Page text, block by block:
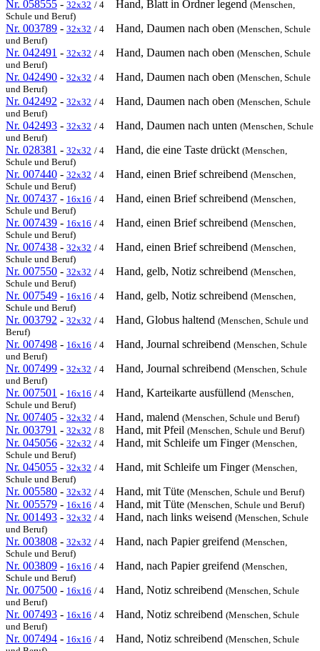
Nr. 058555 - 32x32 / 4 Hand, Blatt in Ordner legend (Menschen,
Schule und Beruf)
Nr. 003789 - 32x32 / 4 Hand, Daumen nach oben (Menschen, Schule
und Beruf)
Nr. 042491 - 32x32 / 4 Hand, Daumen nach oben (Menschen, Schule
und Beruf)
Nr. 042490 - 32x32 / 4 Hand, Daumen nach oben (Menschen, Schule
und Beruf)
Nr. 042492 - 32x32 / 4 Hand, Daumen nach oben (Menschen, Schule
und Beruf)
Nr. 042493 - 32x32 / 4 Hand, Daumen nach unten (Menschen, Schule
und Beruf)
Nr. 028381 - 32x32 / 4 Hand, die eine Taste drückt (Menschen,
Schule und Beruf)
Nr. 007440 - 32x32 / 4 Hand, einen Brief schreibend (Menschen,
Schule und Beruf)
Nr. 007437 - 16x16 / 4 Hand, einen Brief schreibend (Menschen,
Schule und Beruf)
Nr. 007439 - 16x16 / 4 Hand, einen Brief schreibend (Menschen,
Schule und Beruf)
Nr. 007438 - 32x32 / 4 Hand, einen Brief schreibend (Menschen,
Schule und Beruf)
Nr. 007550 - 32x32 / 4 Hand, gelb, Notiz schreibend (Menschen,
Schule und Beruf)
Nr. 007549 - 16x16 / 4 Hand, gelb, Notiz schreibend (Menschen,
Schule und Beruf)
Nr. 003792 - 32x32 / 4 Hand, Globus haltend (Menschen, Schule und
Beruf)
Nr. 007498 - 16x16 / 4 Hand, Journal schreibend (Menschen, Schule
und Beruf)
Nr. 007499 - 32x32 / 4 Hand, Journal schreibend (Menschen, Schule
und Beruf)
Nr. 007501 - 16x16 / 4 Hand, Karteikarte ausfüllend (Menschen,
Schule und Beruf)
Nr. 007405 - 32x32 / 4 Hand, malend (Menschen, Schule und Beruf)
Nr. 003791 - 32x32 / 8 Hand, mit Pfeil (Menschen, Schule und Beruf)
Nr. 045056 - 32x32 / 4 Hand, mit Schleife um Finger (Menschen,
Schule und Beruf)
Nr. 045055 - 32x32 / 4 Hand, mit Schleife um Finger (Menschen,
Schule und Beruf)
Nr. 005580 - 32x32 / 4 Hand, mit Tüte (Menschen, Schule und Beruf)
Nr. 005579 - 16x16 / 4 Hand, mit Tüte (Menschen, Schule und Beruf)
Nr. 001493 - 32x32 / 4 Hand, nach links weisend (Menschen, Schule
und Beruf)
Nr. 003808 - 32x32 / 4 Hand, nach Papier greifend (Menschen,
Schule und Beruf)
Nr. 003809 - 16x16 / 4 Hand, nach Papier greifend (Menschen,
Schule und Beruf)
Nr. 007500 - 16x16 / 4 Hand, Notiz schreibend (Menschen, Schule
und Beruf)
Nr. 007493 - 16x16 / 4 Hand, Notiz schreibend (Menschen, Schule
und Beruf)
Nr. 007494 - 16x16 / 4 Hand, Notiz schreibend (Menschen, Schule